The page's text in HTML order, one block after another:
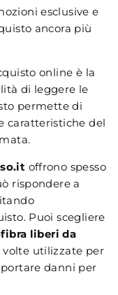
esclusive e
ancora più
online è la
di leggere le
permette di
caratteristiche del
offrono spesso
rispondere a
Puoi scegliere
liberi da
volte utilizzate per
danni per